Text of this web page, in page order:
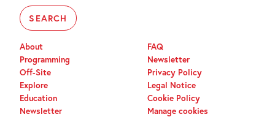
About
Programming
Off-Site
Explore
Education
Newsletter
FAQ
Newsletter
Privacy Policy
Legal Notice
Cookie Policy
Manage cookies